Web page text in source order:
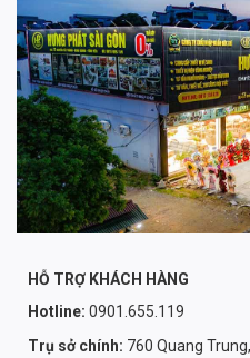
HỖ TRỢ KHÁCH HÀNG
Hotline: 0901.655.119
Trụ sở chính: 760 Quang